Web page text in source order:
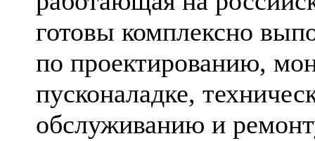
готовы комплексно
по проектированию,
пусконаладке,
обслуживанию и